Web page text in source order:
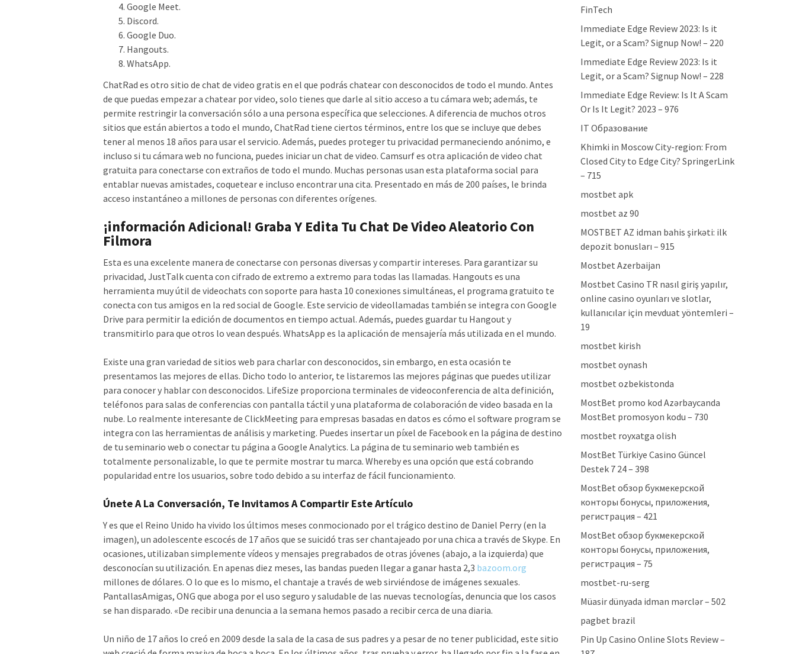
Google Meet.
Discord.
Google Duo.
Hangouts.
WhatsApp.
ChatRad es otro sitio de chat de video gratis en el que podrás chatear con desconocidos de todo el mundo. Antes
de que puedas empezar a chatear por video, solo tienes que darle al sitio acceso a tu cámara web; además, te
permite restringir la conversación sólo a una persona específica que selecciones. A diferencia de muchos otros
sitios que están abiertos a todo el mundo, ChatRad tiene ciertos términos, entre los que se incluye que debes
tener al menos 18 años para usar el servicio. Además, puedes proteger tu privacidad permaneciendo anónimo, e
incluso si tu cámara web no funciona, puedes iniciar un chat de video. Camsurf es otra aplicación de video chat
gratuita para conectarse con extraños de todo el mundo. Muchas personas usan esta plataforma social para
entablar nuevas amistades, coquetear e incluso encontrar una cita. Presentado en más de 200 países, le brinda
acceso instantáneo a millones de personas con diferentes orígenes.
¡información Adicional! Graba Y Edita Tu Chat De Video Aleatorio Con
Filmora
Esta es una excelente manera de conectarse con personas diversas y compartir intereses. Para garantizar su
privacidad, JustTalk cuenta con cifrado de extremo a extremo para todas las llamadas. Hangouts es una
herramienta muy útil de videochats con soporte para hasta 10 conexiones simultáneas, el programa gratuito te
conecta con tus amigos en la red social de Google. Este servicio de videollamadas también se integra con Google
Drive para permitir la edición de documentos en tiempo actual. Además, puedes guardar tu Hangout y
transmitirlo para que otros lo vean después. WhatsApp es la aplicación de mensajería más utilizada en el mundo.
Existe una gran variedad de sitios web para charlar con desconocidos, sin embargo, en esta ocasión te
presentamos las mejores de ellas. Dicho todo lo anterior, te listaremos las mejores páginas que puedes utilizar
para conocer y hablar con desconocidos. LifeSize proporciona terminales de videoconferencia de alta definición,
teléfonos para salas de conferencias con pantalla táctil y una plataforma de colaboración de video basada en la
nube. Lo realmente interesante de ClickMeeting para empresas basadas en datos es cómo el software program se
integra con las herramientas de análisis y marketing. Puedes insertar un píxel de Facebook en la página de destino
de tu seminario web o conectar tu página a Google Analytics. La página de tu seminario web también es
totalmente personalizable, lo que te permite mostrar tu marca. Whereby es una opción que está cobrando
popularidad entre los usuarios, sobre todo debido a su interfaz de fácil funcionamiento.
Únete A La Conversación, Te Invitamos A Compartir Este Artículo
Y es que el Reino Unido ha vivido los últimos meses conmocionado por el trágico destino de Daniel Perry (en la
imagen), un adolescente escocés de 17 años que se suicidó tras ser chantajeado por una chica a través de Skype. En
ocasiones, utilizaban simplemente vídeos y mensajes pregrabados de otras jóvenes (abajo, a la izquierda) que
desconocían su utilización. En apenas diez meses, las bandas pueden llegar a ganar hasta 2,3 bazoom.org
millones de dólares. O lo que es lo mismo, el chantaje a través de web sirviéndose de imágenes sexuales.
PantallasAmigas, ONG que aboga por el uso seguro y saludable de las nuevas tecnologías, denuncia que los casos
se han disparado. «De recibir una denuncia a la semana hemos pasado a recibir cerca de una diaria.
Un niño de 17 años lo creó en 2009 desde la sala de la casa de sus padres y a pesar de no tener publicidad, este sitio
FinTech
Immediate Edge Review 2023: Is it
Legit, or a Scam? Signup Now! – 220
Immediate Edge Review 2023: Is it
Legit, or a Scam? Signup Now! – 228
Immediate Edge Review: Is It A Scam
Or Is It Legit? 2023 – 976
IT Образование
Khimki in Moscow City-region: From
Closed City to Edge City? SpringerLink
– 715
mostbet apk
mostbet az 90
MOSTBET AZ idman bahis şirkəti: ilk
depozit bonusları – 915
Mostbet Azerbaijan
Mostbet Casino TR nasıl giriş yapılır,
online casino oyunları ve slotlar,
kullanıcılar için mevduat yöntemleri –
19
mostbet kirish
mostbet oynash
mostbet ozbekistonda
MostBet promo kod Azərbaycanda
MostBet promosyon kodu – 730
mostbet royxatga olish
MostBet Türkiye Casino Güncel
Destek 7 24 – 398
MostBet обзор букмекерской
конторы бонусы, приложения,
регистрация – 421
MostBet обзор букмекерской
конторы бонусы, приложения,
регистрация – 75
mostbet-ru-serg
Müasir dünyada idman mərclər – 502
pagbet brazil
Pin Up Casino Online Slots Review –